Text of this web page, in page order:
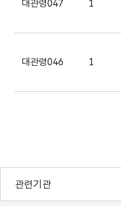
대관령047 1
대관령046 1
대관령044
관련기관
행정안전부